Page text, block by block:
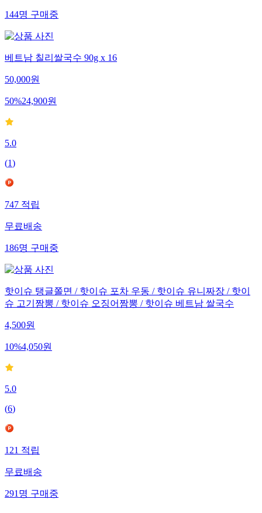
144명구매중
베트남 칠리쌀국수 90g x 16
50,000원
50%24,900원
5.0
(1)
747적립
무료배송
186명구매중
핫이슈 탱글쫄면 / 핫이슈 포차 우동 / 핫이슈 유니짜장 / 핫이
슈 고기짬뽕 / 핫이슈 오징어짬뽕 / 핫이슈 베트남 쌀국수
4,500원
10%4,050원
5.0
(6)
121적립
무료배송
291명구매중